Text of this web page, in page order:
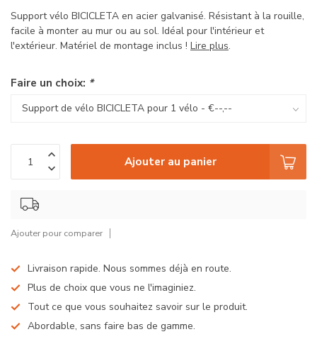
Support vélo BICICLETA en acier galvanisé. Résistant à la rouille,
facile à monter au mur ou au sol. Idéal pour l'intérieur et
l'extérieur. Matériel de montage inclus ! Lire plus.
Faire un choix: *
Ajouter au panier
Ajouter pour comparer
Livraison rapide. Nous sommes déjà en route.
Plus de choix que vous ne l'imaginiez.
Tout ce que vous souhaitez savoir sur le produit.
Abordable, sans faire bas de gamme.